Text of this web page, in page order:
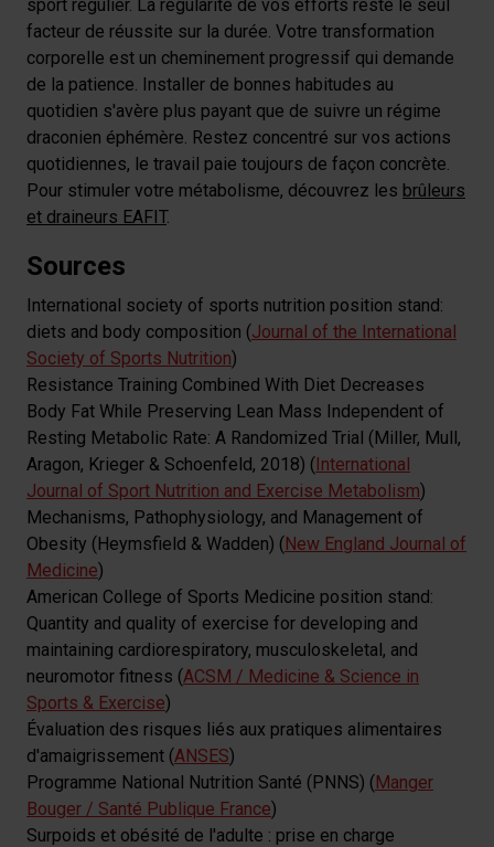
sport régulier. La régularité de vos efforts reste le seul
facteur de réussite sur la durée. Votre transformation
corporelle est un cheminement progressif qui demande
de la patience. Installer de bonnes habitudes au
quotidien s'avère plus payant que de suivre un régime
draconien éphémère. Restez concentré sur vos actions
quotidiennes, le travail paie toujours de façon concrète.
Pour stimuler votre métabolisme, découvrez les brûleurs
et draineurs EAFIT.
Sources
International society of sports nutrition position stand:
diets and body composition (Journal of the International
Society of Sports Nutrition)
Resistance Training Combined With Diet Decreases
Body Fat While Preserving Lean Mass Independent of
Resting Metabolic Rate: A Randomized Trial (Miller, Mull,
Aragon, Krieger & Schoenfeld, 2018) (International
Journal of Sport Nutrition and Exercise Metabolism)
Mechanisms, Pathophysiology, and Management of
Obesity (Heymsfield & Wadden) (New England Journal of
Medicine)
American College of Sports Medicine position stand:
Quantity and quality of exercise for developing and
maintaining cardiorespiratory, musculoskeletal, and
neuromotor fitness (ACSM / Medicine & Science in
Sports & Exercise)
Évaluation des risques liés aux pratiques alimentaires
d'amaigrissement (ANSES)
Programme National Nutrition Santé (PNNS) (Manger
Bouger / Santé Publique France)
Surpoids et obésité de l'adulte : prise en charge